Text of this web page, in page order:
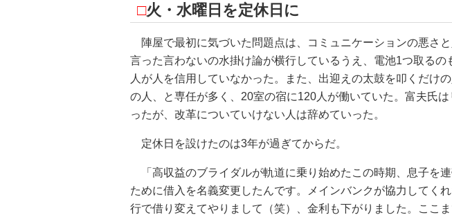
□火・水曜日を定休日に
陣屋で最初に気づいた問題点は、コミュニケーションの悪さと
言った言わないの水掛け論が横行しているうえ、電池1つ取るの
人が人を信用していなかった。また、出迎えの太鼓を叩くだけ
の人、と専任が多く、20室の宿に120人が働いていた。富夫氏
ったが、改革についていけない人は辞めていった。
定休日を設けたのは3年が過ぎてからだ。
「高収益のブライダルが軌道に乗り始めたこの時期、息子を
ために借入を名義変更したんです。メインバンクが協力してく
行で借り変えてやりまして（笑）、金利も下がりました。ここ